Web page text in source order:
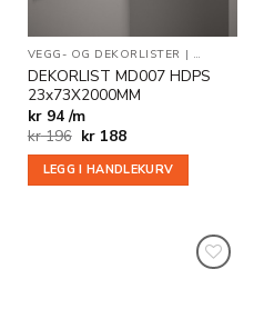
VEGG- OG DEKORLISTER | DEKOR
DEKORLIST MD007 HDPS
23x73X2000MM
kr 94 /m
kr196 Opprinnelig
var:
kr 196.
kr188Nåværende
er:
kr 188.
LEGG I HANDLEKURV